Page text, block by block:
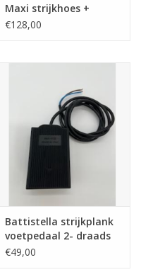
Maxi strijkhoes +
molton 130 x 50 cm
€128,00
Battistella strijkplank
voetpedaal 2- draads
€49,00